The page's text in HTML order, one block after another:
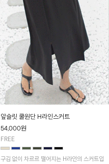
앞슬릿 쿨원단 H라인스커트
54,000원
FREE
구김 없이 차르르 떨어지는 H라인의 스커트입